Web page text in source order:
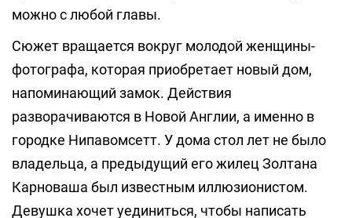
можно с любой главы.
Сюжет вращается вокруг молодой женщины-
фотографа, которая приобретает новый дом,
напоминающий замок. Действия
разворачиваются в Новой Англии, а именно в
городке Нипавомсетт. У дома стол лет не было
владельца, а предыдущий его жилец Золтана
Карноваша был известным иллюзионистом.
Девушка хочет уединиться, чтобы написать